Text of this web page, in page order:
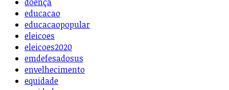
educacao
educacaopopular
eleicoes
eleicoes2020
emdefesadosus
envelhecimento
equidade